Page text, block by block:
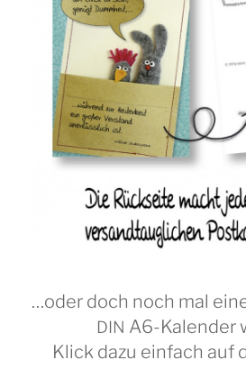
…oder doch noch mal
DIN A6-Kalender
Klick dazu einfach auf